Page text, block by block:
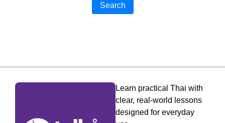
Search
Learn practical Thai with
clear, real-world lessons
designed for everyday